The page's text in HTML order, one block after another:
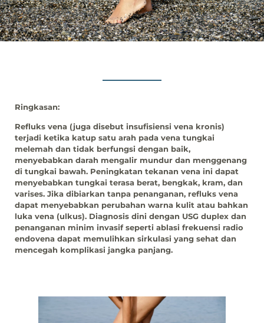
Ringkasan:
Refluks vena (juga disebut insufisiensi vena kronis)
terjadi ketika katup satu arah pada vena tungkai
melemah dan tidak berfungsi dengan baik,
menyebabkan darah mengalir mundur dan menggenang
di tungkai bawah. Peningkatan tekanan vena ini dapat
menyebabkan tungkai terasa berat, bengkak, kram, dan
varises. Jika dibiarkan tanpa penanganan, refluks vena
dapat menyebabkan perubahan warna kulit atau bahkan
luka vena (ulkus). Diagnosis dini dengan USG duplex dan
penanganan minim invasif seperti ablasi frekuensi radio
endovena dapat memulihkan sirkulasi yang sehat dan
mencegah komplikasi jangka panjang.